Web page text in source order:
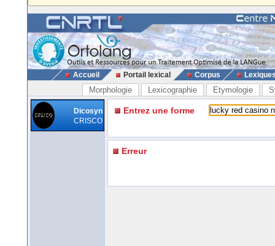
Accueil Portail lexical Corpus
Morphologie Lexicographie Etymologie
Dicosyn
CRISCO
Entrez une forme
Erreur